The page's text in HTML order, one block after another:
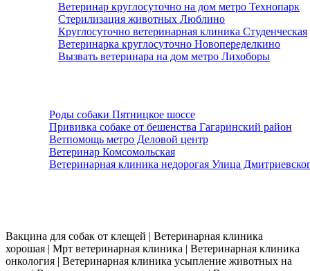
Ветеринар круглосуточно на дом метро Технопарк
Стерилизация животных Люблино
Круглосуточно ветеринарная клиника Студенческая
Ветеринарка круглосуточно Новопеределкино
Вызвать ветеринара на дом метро Лихоборы
Роды собаки Пятницкое шоссе
Прививка собаке от бешенства Гагаринский район
Ветпомощь метро Деловой центр
Ветеринар Комсомольская
Ветеринарная клиника недорогая Улица
Вакцина для собак от клещей | Ветеринарная клиника
хорошая | Мрт ветеринарная клиника | Ветеринарная клиника
онкология | Ветеринарная клиника усыпление животных на